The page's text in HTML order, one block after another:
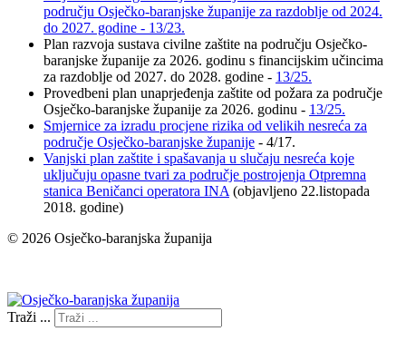
području Osječko-baranjske županije za razdoblje od 2024.
do 2027. godine - 13/23.
Plan razvoja sustava civilne zaštite na području Osječko-
baranjske županije za 2026. godinu s financijskim učincima
za razdoblje od 2027. do 2028. godine - 13/25.
Provedbeni plan unaprjeđenja zaštite od požara za područje
Osječko-baranjske županije za 2026. godinu - 13/25.
Smjernice za izradu procjene rizika od velikih nesreća za
područje Osječko-baranjske županije - 4/17.
Vanjski plan zaštite i spašavanja u slučaju nesreća koje
uključuju opasne tvari za područje postrojenja Otpremna
stanica Beničanci operatora INA (objavljeno 22.listopada
2018. godine)
© 2026 Osječko-baranjska županija
Traži ...